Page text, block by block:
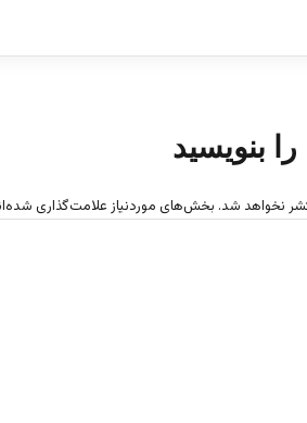
بنویسید
نخواهد شد. بخش‌های موردنیاز علامت‌گذاری